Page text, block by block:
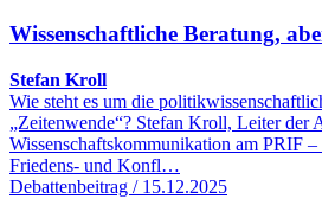
Wissenschaftliche Beratung,
Stefan Kroll
Wie steht es um die
„Zeitenwende“? Stefan Kroll, Leiter der
Wissenschaftskommunikation am PRIF
Friedens- und Konfl…
Debattenbeitrag / 15.12.2025